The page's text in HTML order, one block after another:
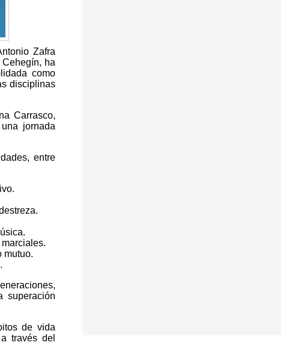
Zafra
ha
como
disciplinas
Carrasco,
jornada
entre
mutuo.
superación
de vida
través del